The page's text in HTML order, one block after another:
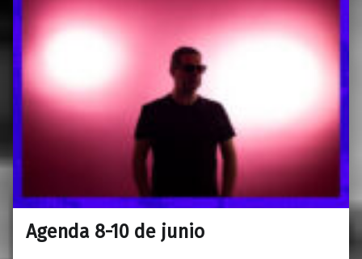
Agenda 8-10 de junio
05/06/20230
Maravillas